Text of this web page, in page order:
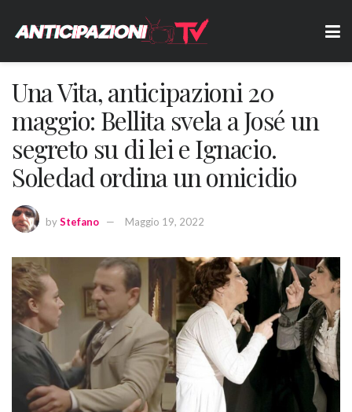
Una Vita, anticipazioni 20
maggio: Bellita svela a José un
segreto su di lei e Ignacio.
Soledad ordina un omicidio
byStefano Maggio 19, 2022